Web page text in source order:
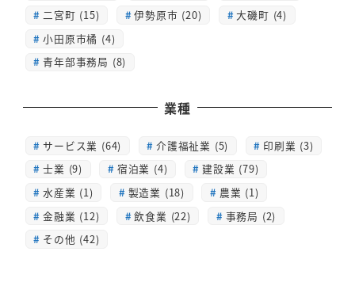
二宮町 (15)
伊勢原市 (20)
大磯町 (4)
小田原市橘 (4)
青年部事務局 (8)
業種
サービス業 (64) 介護福祉業 (5)
印刷業 (3)
士業 (9)
宿泊業 (4)
建設業 (79)
水産業 (1)
製造業 (18)
農業 (1)
金融業 (12)
飲食業 (22)
事務局 (2)
その他 (42)